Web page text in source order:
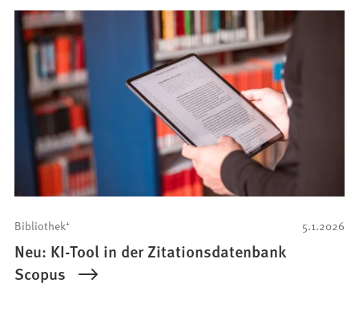
5.1.2026
Bibliothek⁺
Neu: KI-Tool in der Zitationsdatenbank
Scopus